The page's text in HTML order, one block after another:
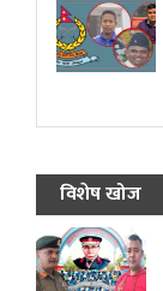
विशेष खोज